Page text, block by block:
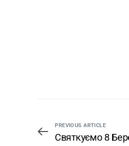
PREVIOUS ARTICLE
Святкуємо 8